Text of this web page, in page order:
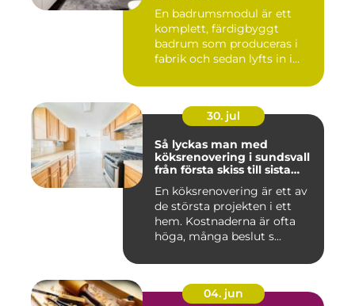
En badrumsmodul är ett
komplett, färdigbyggt
badrum som produceras i
fabrik och sedan lyfts in i
30. jul
Så lyckas man med
köksrenovering i sundsvall
från första skiss till sista
En köksrenovering är ett av
de största projekten i ett
hem. Kostnaderna är ofta
höga, många beslut s...
04. jun